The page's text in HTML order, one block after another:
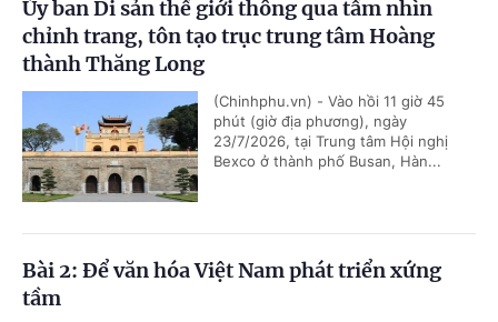
Ủy ban Di sản thế giới thông qua tầm nhìn
chỉnh trang, tôn tạo trục trung tâm Hoàng
thành Thăng Long
(Chinhphu.vn) - Vào hồi 11 giờ 45
phút (giờ địa phương), ngày
23/7/2026, tại Trung tâm Hội nghị
Bexco ở thành phố Busan, Hàn...
Bài 2: Để văn hóa Việt Nam phát triển xứng
tầm